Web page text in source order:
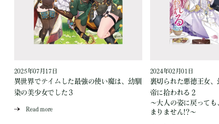
2025年07月17日
異世界でテイムした最強の使い魔は、幼馴
染の美少女でした３
Read more
2024年02月01日
裏切られた悪徳王女
帝に拾われる２
～大人の姿に戻って
まりません!?～